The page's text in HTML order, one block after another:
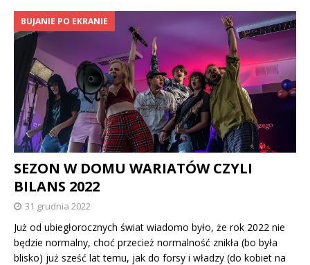
BUJANIE PO EKRANIE
SEZON W DOMU WARIATÓW CZYLI
BILANS 2022
31 grudnia 2022
Już od ubiegłorocznych świat wiadomo było, że rok 2022 nie
będzie normalny, choć przecież normalność znikła (bo była
blisko) już sześć lat temu, jak do forsy i władzy (do kobiet na